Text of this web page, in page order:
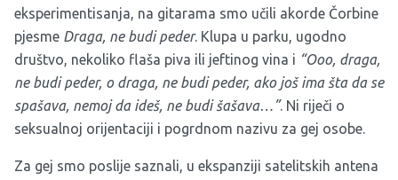
eksperimentisanja, na gitarama smo učili akorde Čorbine
pjesme Draga, ne budi peder. Klupa u parku, ugodno
društvo, nekoliko flaša piva ili jeftinog vina i “Ooo, draga,
ne budi peder, o draga, ne budi peder, ako još ima šta da se
spašava, nemoj da ideš, ne budi šašava…”. Ni riječi o
seksualnoj orijentaciji i pogrdnom nazivu za gej osobe.
Za gej smo poslije saznali, u ekspanziji satelitskih antena